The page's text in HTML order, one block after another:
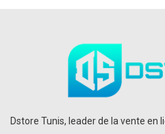
Dstore Tunis, leader de la vente en